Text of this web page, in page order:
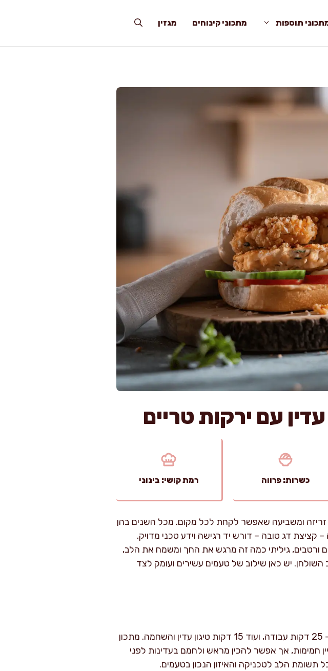
תוספות מתכוני קינוחים מגזין
עם ירקות טריים
כשרות: פרווה רמת קושי: בינוני
זריזה ומשביעה שאפשר לקחת לכל מקום. מכל השנים בהן
דג טובה – דורש יד רגישה וידע טכני מדויק.
ורטבים, גיליתי כמה זה מרגש את החך ומשמח את הלב,
השולחן. יש כאן שילוב של טעמים עשירים ועומק לצד
הכנת קציצות הדגים והסנדוויצ’ים לוקחת בערך 40 דקות בסך הכל – 25 דקות עבודה, ועוד 15 דקות טיגון עדין והשחמה. מתכון
חמימות, אך אפשר להכין מראש ולחמם בעדינות לפני
הלב לטכניקה והאיזון הנכון בטעמים.